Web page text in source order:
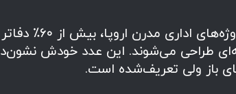
در پروژه‌های
طراحی می‌شوند. این عدد خودش
باز ولی تعریف‌شده است.